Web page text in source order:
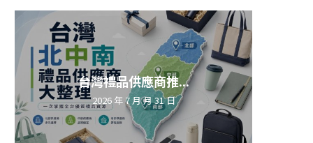
台灣禮品供應商推...
2026 年 7 月 月 31 日